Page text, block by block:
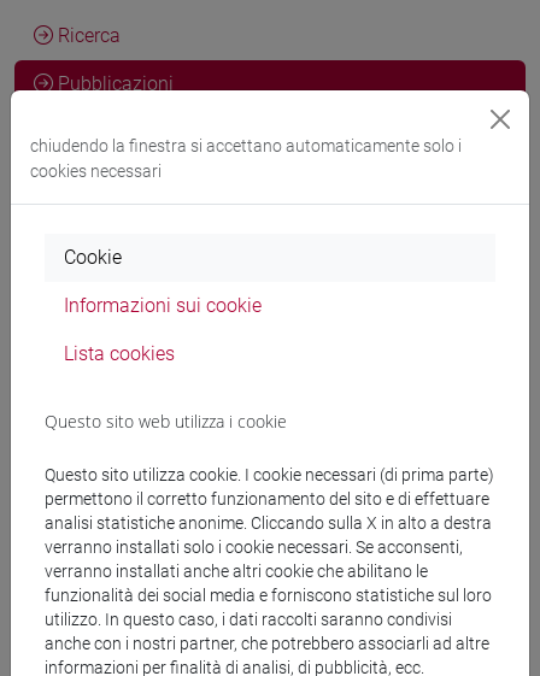
Ricerca
Pubblicazioni
Riccardo Drusi
XLI, pp. 33-50 (ISSN 1724-0638)
Riccardo DrusiGerolamo Parabosco novellatore e alcuni
pp. 69-98 (ISSN 2974-9417)
2024, Articolo su rivista -
Scheda ARCA: 10278/5103990
Riccardo DrusiVersi quattrocenteschi per un podestà
fiorentino , "El dolce tempo ancor tutti ci invita". Per Tiziano
ZAnato, Firenze, Franco Cesati, pp. 93-99 (ISBN 979-12-
5496-123-0)
chiudendo la finestra si accettano automaticamente solo i
cookies necessari
Cookie
Informazioni sui cookie
Lista cookies
Questo sito web utilizza i cookie
Questo sito utilizza cookie. I cookie necessari (di prima parte)
permettono il corretto funzionamento del sito e di effettuare
analisi statistiche anonime. Cliccando sulla X in alto a destra
verranno installati solo i cookie necessari. Se acconsenti,
verranno installati anche altri cookie che abilitano le
funzionalità dei social media e forniscono statistiche sul loro
utilizzo. In questo caso, i dati raccolti saranno condivisi
anche con i nostri partner, che potrebbero associarli ad altre
informazioni per finalità di analisi, di pubblicità, ecc.